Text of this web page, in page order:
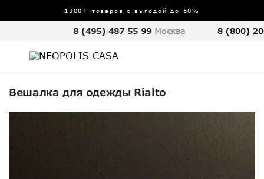
1300+ товаров с выгодой до 60%
8 (495) 487 55 99 Москва 8 (800)
Вешалка для одежды Rialto